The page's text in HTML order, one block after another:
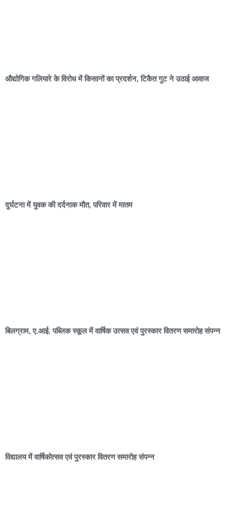
औद्योगिक गलियारे के विरोध में किसानों का प्रदर्शन, टिकैत गुट ने उठाई आवाज
दुर्घटना में युवक की दर्दनाक मौत, परिवार में मातम
बिलग्राम, ए.आई. पब्लिक स्कूल में वार्षिक उत्सव एवं पुरस्कार वितरण समारोह संपन्न
विद्यालय में वार्षिकोत्सव एवं पुरस्कार वितरण समारोह संपन्न